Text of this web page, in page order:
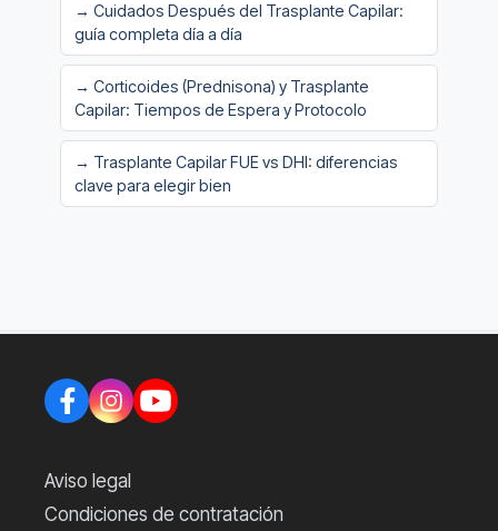
→ Cuidados Después del Trasplante Capilar:
guía completa día a día
→ Corticoides (Prednisona) y Trasplante
Capilar: Tiempos de Espera y Protocolo
→ Trasplante Capilar FUE vs DHI: diferencias
clave para elegir bien
Aviso legal
Condiciones de contratación